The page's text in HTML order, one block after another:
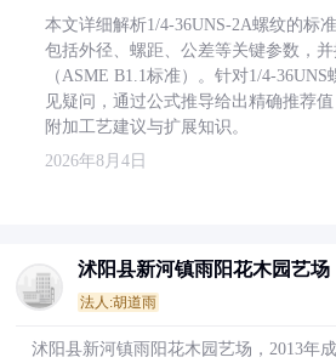
本文详细解析1/4-36UNS-2A螺纹的标
包括外径、螺距、公差等关键参数，
（ASME B1.1标准）。针对1/4-
见疑问，通过公式推导给出精确推荐
附加工艺建议与扩展知识。
2026年8月4日
沭阳县新河镇雨阳花木园艺场
法人:胡道雨
沭阳县新河镇雨阳花木园艺场，2013年